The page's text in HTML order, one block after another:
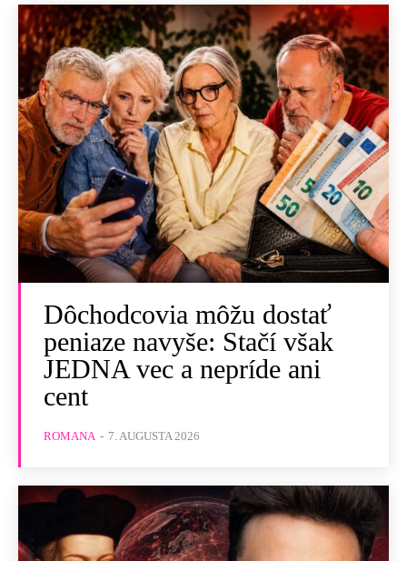
Dôchodcovia môžu dostať
peniaze navyše: Stačí však
JEDNA vec a nepríde ani
cent
ROMANA - 7. AUGUSTA 2026